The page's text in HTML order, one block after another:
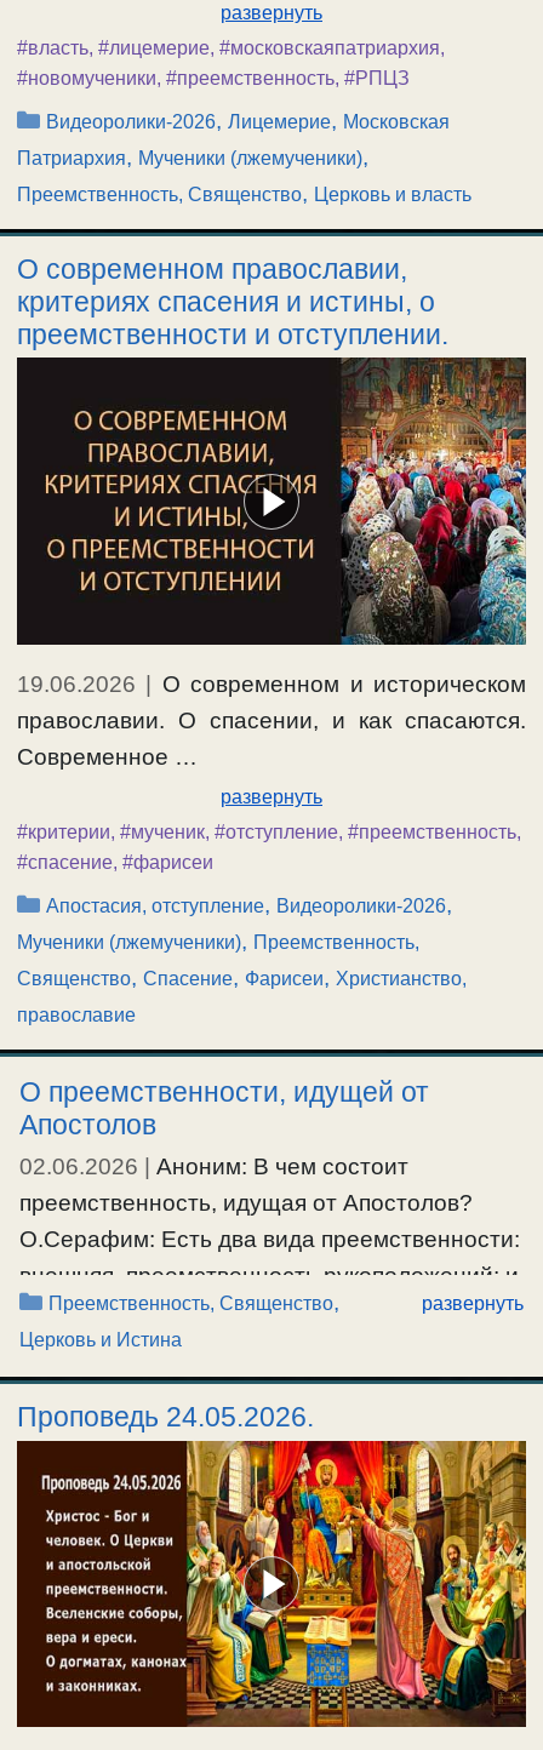
развернуть
#власть, #лицемерие, #московскаяпатриархия,
#новомученики, #преемственность, #РПЦЗ
Рубрики
Видеоролики-2026,Лицемерие, Московская
Патриархия, Мученики (лжемученики),
Преемственность, Священство, Церковь и власть
О современном православии,
критериях спасения и истины, о
преемственности и отступлении.
19.06.2026
О современном и историческом
православии. О спасении, и как спасаются.
Современное …
развернуть
#критерии, #мученик, #отступление, #преемственность,
#спасение, #фарисеи
Рубрики
Апостасия, отступление, Видеоролики-2026,
Мученики (лжемученики), Преемственность,
Священство, Спасение, Фарисеи, Христианство,
православие
О преемственности, идущей от
Апостолов
02.06.2026
Аноним: В чем состоит
преемственность, идущая от Апостолов?
О.Серафим: Есть два вида преемственности:
внешняя, преемственность рукоположений; и
внутренняя, духовная преемственность,
которая состоит в правильно-проходимой
борьбе со страстями и воспитании
добродетельных душевных чувств,
спасительной благодати. Это как тело и
душа, — тело это внешняя преемственность
рукоположений; а душа это внутренняя
духовная преемственность добродетельных
душевных чувств и спасительной благодати.
Рубрики
Преемственность, Священство,
Церковь и Истина
развернуть
Проповедь 24.05.2026.